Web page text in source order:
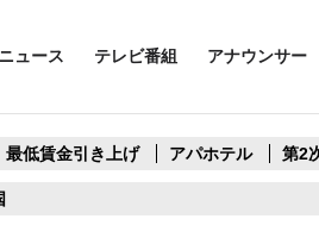
ニュース テレビ番組 アナウンサー
最低賃金引き上げ アパホテル 第2